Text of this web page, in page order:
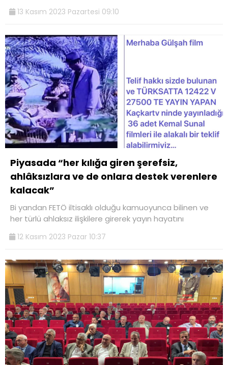
13 Kasım 2023 Pazartesi 09:10
Piyasada “her kılığa giren şerefsiz,
ahlâksızlara ve de onlara destek verenlere
kalacak”
Bi yandan FETÖ iltisaklı olduğu kamuoyunca bilinen ve
her türlü ahlaksız ilişkilere girerek yayın hayatını
12 Kasım 2023 Pazar 10:37